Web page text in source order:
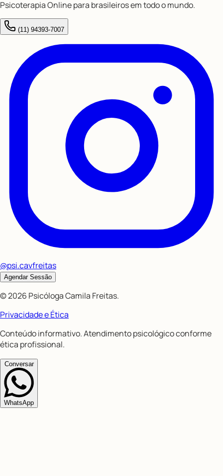
Psicoterapia Online para brasileiros em todo o mundo.
(11) 94393-7007
@psi.cavfreitas
Agendar Sessão
©2026 Psicóloga Camila Freitas.
Privacidade e Ética
Conteúdo informativo. Atendimento psicológico conforme
ética profissional.
Conversar
WhatsApp